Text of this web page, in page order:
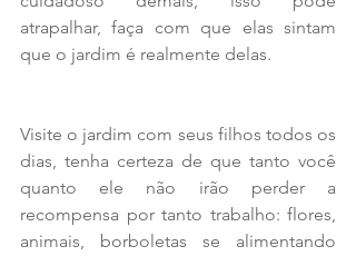
atrapalhar, faça com que elas sintam
que o jardim é realmente delas.
Visite o jardim com seus filhos todos os
dias, tenha certeza de que tanto você
quanto ele não irão perder a
recompensa por tanto trabalho: flores,
animais, borboletas se alimentando